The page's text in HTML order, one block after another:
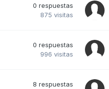
0 respuestas
875 visitas
0 respuestas
996 visitas
8 respuestas